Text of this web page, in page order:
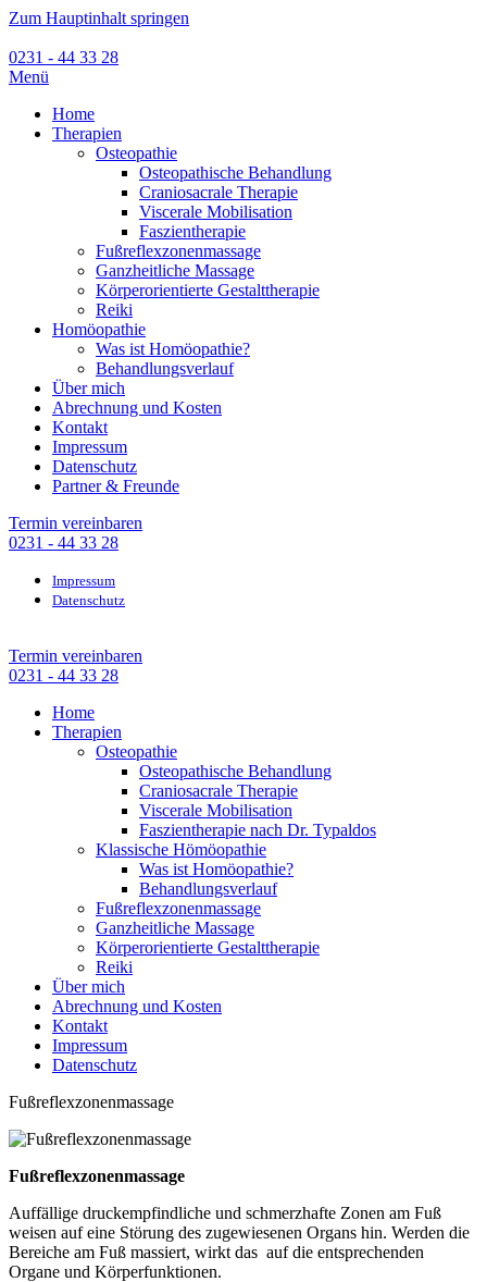
Zum Hauptinhalt springen
0231 - 44 33 28
Menü
Home
Therapien
Osteopathie
Osteopathische Behandlung
Craniosacrale Therapie
Viscerale Mobilisation
Faszientherapie
Fußreflexzonenmassage
Ganzheitliche Massage
Körperorientierte Gestalttherapie
Reiki
Homöopathie
Was ist Homöopathie?
Behandlungsverlauf
Über mich
Abrechnung und Kosten
Kontakt
Impressum
Datenschutz
Partner & Freunde
Termin vereinbaren
0231 - 44 33 28
Impressum
Datenschutz
Termin vereinbaren
0231 - 44 33 28
Home
Therapien
Osteopathie
Osteopathische Behandlung
Craniosacrale Therapie
Viscerale Mobilisation
Faszientherapie nach Dr. Typaldos
Klassische Hömöopathie
Was ist Homöopathie?
Behandlungsverlauf
Fußreflexzonenmassage
Ganzheitliche Massage
Körperorientierte Gestalttherapie
Reiki
Über mich
Abrechnung und Kosten
Kontakt
Impressum
Datenschutz
Fußreflexzonenmassage
Fußreflexzonenmassage
Auffällige druckempfindliche und schmerzhafte Zonen am Fuß
weisen auf eine Störung des zugewiesenen Organs hin. Werden die
Bereiche am Fuß massiert, wirkt das auf die entsprechenden
Organe und Körperfunktionen.